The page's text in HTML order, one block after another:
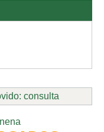
consulta